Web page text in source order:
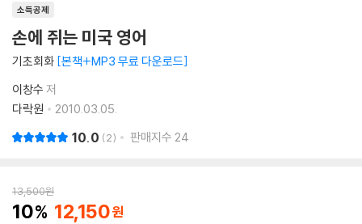
소득공제
손에 쥐는 미국 영어
기초회화 본책+MP3 무료 다운로드
이창수 저
다락원
2010.03.05.
10.0 2 판매지수 24
13,500원
10 12,150